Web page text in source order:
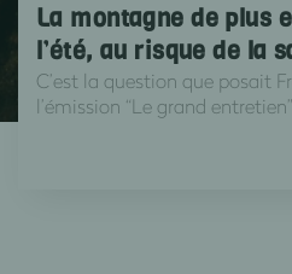
La montagne de plus
l’été, au risque de la
C’est la question que posait
l’émission “Le grand